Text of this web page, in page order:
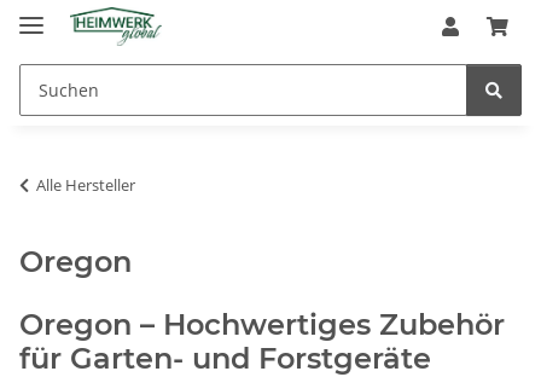
Alle Hersteller
Oregon
Oregon – Hochwertiges Zubehör
für Garten- und Forstgeräte